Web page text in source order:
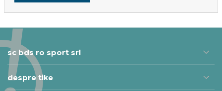
sc bds ro sport srl
despre tike